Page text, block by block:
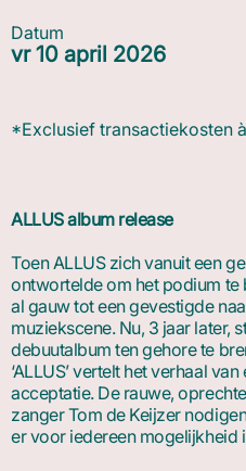
Datum
vr 10 april 2026
*Exclusief transactiekosten
ALLUS album release
Toen ALLUS zich vanuit een
ontwortelde om het podium
al gauw tot een gevestigde
muziekscene. Nu, 3 jaar later,
debuutalbum ten gehore te
‘ALLUS’ vertelt het verhaal
acceptatie. De rauwe,
zanger Tom de Keijzer
er voor iedereen mogelijkheid